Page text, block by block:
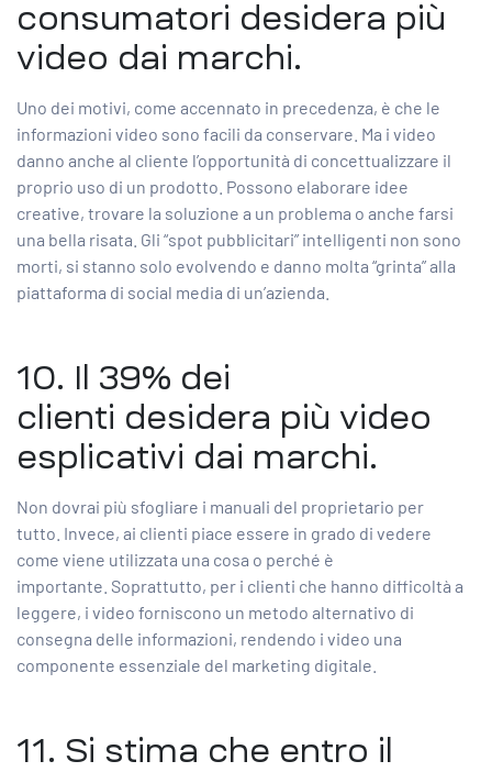
consumatori desidera più
video dai marchi.
Uno dei motivi, come accennato in precedenza, è che le
informazioni video sono facili da conservare. Ma i video
danno anche al cliente l’opportunità di concettualizzare il
proprio uso di un prodotto. Possono elaborare idee
creative, trovare la soluzione a un problema o anche farsi
una bella risata. Gli “spot pubblicitari” intelligenti non sono
morti, si stanno solo evolvendo e danno molta “grinta” alla
piattaforma di social media di un’azienda.
10. Il 39% dei
clienti desidera più video
esplicativi dai marchi.
Non dovrai più sfogliare i manuali del proprietario per
tutto. Invece, ai clienti piace essere in grado di vedere
come viene utilizzata una cosa o perché è
importante. Soprattutto, per i clienti che hanno difficoltà a
leggere, i video forniscono un metodo alternativo di
consegna delle informazioni, rendendo i video una
componente essenziale del marketing digitale.
11. Si stima che entro il